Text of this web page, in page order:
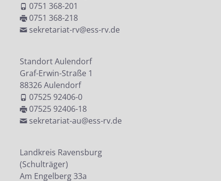
0751 368-201
0751 368-218
sekretariat-rv@ess-rv.de
Standort Aulendorf
Graf-Erwin-Straße 1
88326 Aulendorf
07525 92406-0
07525 92406-18
sekretariat-au@ess-rv.de
Landkreis Ravensburg
(Schulträger)
Am Engelberg 33a